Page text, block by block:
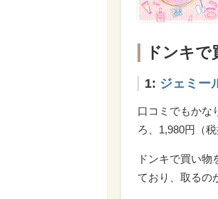
ドンキ
1: ジェミー
口コミでもかな
ろ、1,980円（
ドンキで買い
ており、取るの